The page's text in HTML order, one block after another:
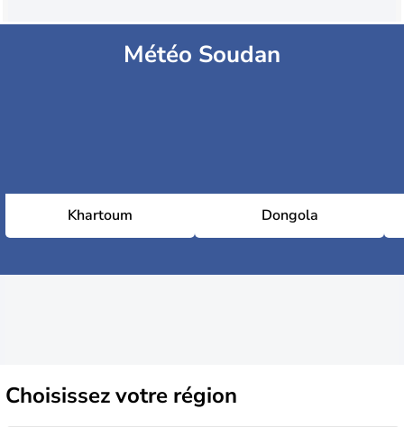
Météo Soudan
Khartoum Dongola
Choisissezvotre région